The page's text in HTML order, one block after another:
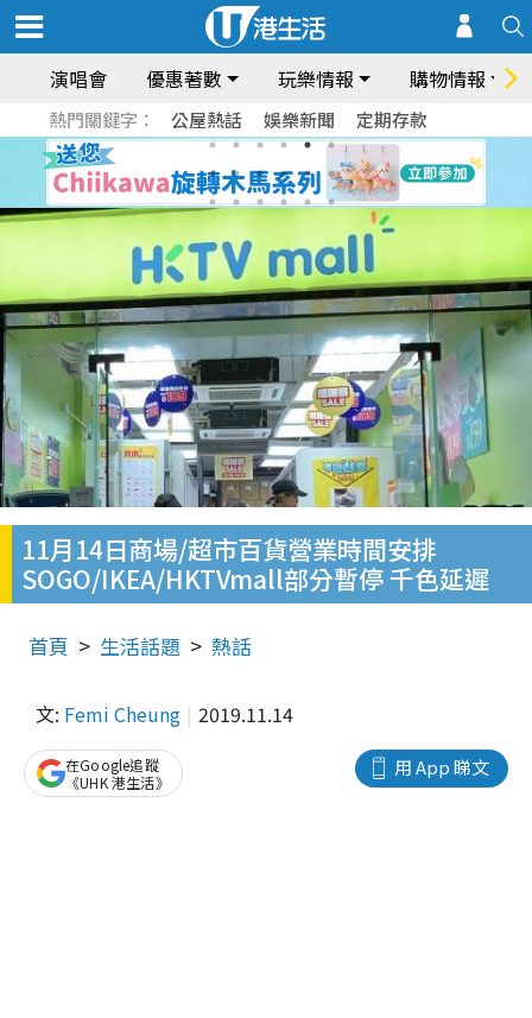
演唱會 優惠著數 玩樂情報 購物情報
熱門關鍵字： 公屋熱話 娛樂新聞 定期存款
11月14日商場/超市百貨營業時間安排
SOGO/IKEA/HKTVmall部分暫停 千色延遲
首頁 生活話題 熱話
文: Femi Cheung 2019.11.14
用 App 睇文
在Google追蹤
《UHK 港生活》